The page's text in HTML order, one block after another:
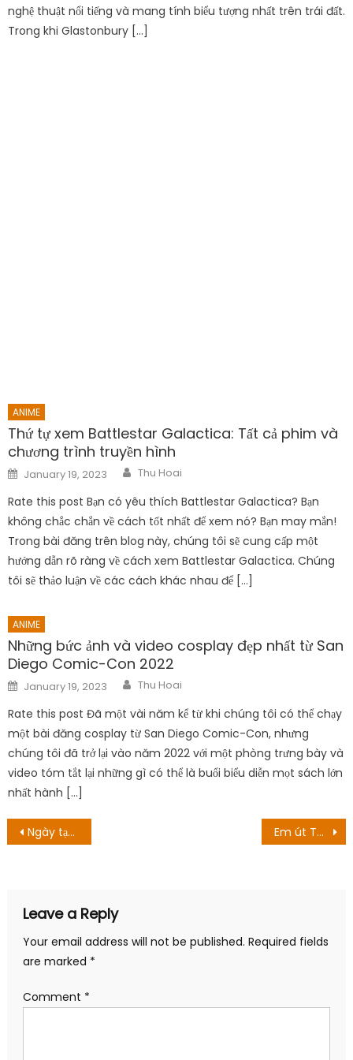
nghệ thuật nổi tiếng và mang tính biểu tượng nhất trên trái đất.
Trong khi Glastonbury […]
ANIME
Thứ tự xem Battlestar Galactica: Tất cả phim và
chương trình truyền hình
Posted
on
January 19, 2023 Author
Thu Hoai
Rate this post Bạn có yêu thích Battlestar Galactica? Bạn
không chắc chắn về cách tốt nhất để xem nó? Bạn may mắn!
Trong bài đăng trên blog này, chúng tôi sẽ cung cấp một
hướng dẫn rõ ràng về cách xem Battlestar Galactica. Chúng
tôi sẽ thảo luận về các cách khác nhau để […]
ANIME
Những bức ảnh và video cosplay đẹp nhất từ ​​San
Diego Comic-Con 2022
Posted
on
January 19, 2023 Author
Thu Hoai
Rate this post Đã một vài năm kể từ khi chúng tôi có thể chạy
một bài đăng cosplay từ San Diego Comic-Con, nhưng
chúng tôi đã trở lại vào năm 2022 với một phòng trưng bày và
video tóm tắt lại những gì có thể là buổi biểu diễn mọt sách lớn
nhất hành […]
Post
Ngày tạo ra The Woman King: Tất cả về bộ phim lịch sử Em út Thương Ngày Nắng Về ngày càng giỏi, cô cuối quá đỉnh
Leave a Reply
Your email address will not be published. Required fields
are marked *
Comment *